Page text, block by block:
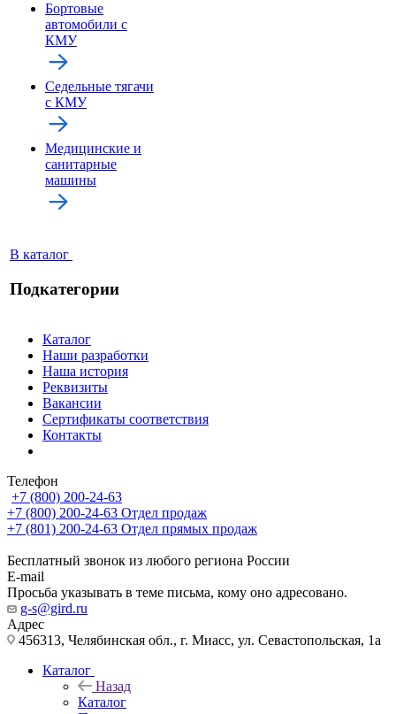
Бортовые
автомобили с
КМУ
Седельные тягачи
с КМУ
Медицинские и
санитарные
машины
В каталог
Подкатегории
Каталог
Наши разработки
Наша история
Реквизиты
Вакансии
Сертификаты соответствия
Контакты
Телефон
+7 (800) 200-24-63
+7 (800) 200-24-63 Отдел продаж
+7 (801) 200-24-63 Отдел прямых продаж
Бесплатный звонок из любого региона России
E-mail
Просьба указывать в теме письма, кому оно адресовано.
g-s@gird.ru
Адрес
456313, Челябинская обл., г. Миасс, ул. Севастопольская, 1а
Каталог
Назад
Каталог